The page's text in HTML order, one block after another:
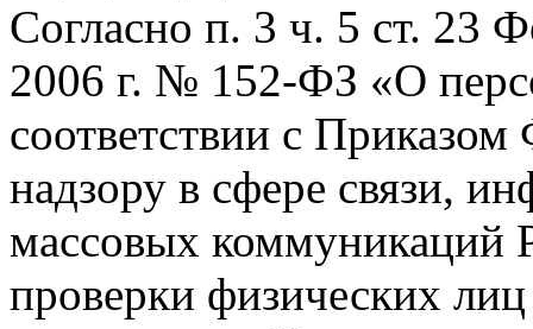
Согласно п. 3 ч. 5 ст. 23
2006 г. № 152-ФЗ «О
соответствии с
надзору в сфере связи,
массовых коммуникаций
проверки физических